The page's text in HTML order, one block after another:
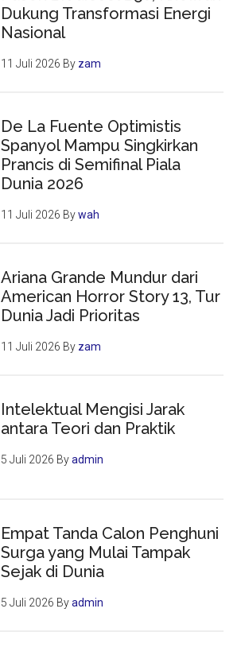
Dukung Transformasi Energi
Nasional
11 Juli 2026 By zam
De La Fuente Optimistis
Spanyol Mampu Singkirkan
Prancis di Semifinal Piala
Dunia 2026
11 Juli 2026 Bywah
Ariana Grande Mundur dari
American Horror Story 13, Tur
Dunia Jadi Prioritas
11 Juli 2026 By zam
Intelektual Mengisi Jarak
antara Teori dan Praktik
5 Juli 2026 Byadmin
Empat Tanda Calon Penghuni
Surga yang Mulai Tampak
Sejak di Dunia
5 Juli 2026 Byadmin